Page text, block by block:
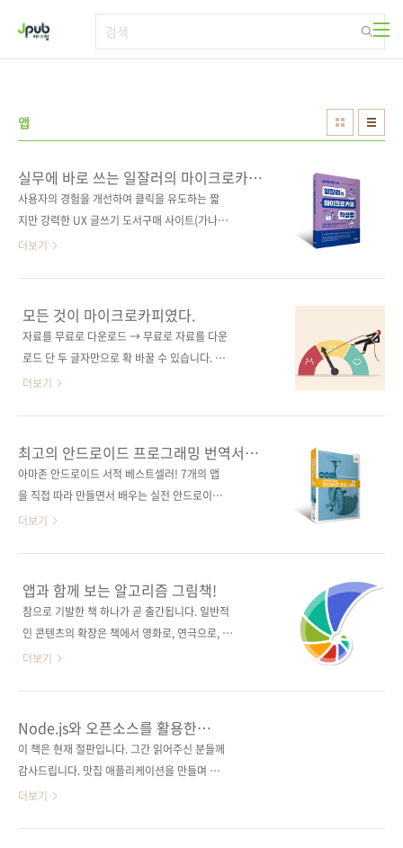
앱
실무에 바로 쓰는 일잘러의 마이크로카피
작성법
사용자의 경험을 개선하여 클릭을 유도하는 짧
지만 강력한 UX 글쓰기 도서구매 사이트(가나다
순) [교보문고] [도서11번가] [알라딘] [예스이십
딘] [예스이십사] 출판사 제이펍 저작권사
Shuwa System 원서명 Webコピーライティ
ングの新常識 ザ・マイクロコピー[第2版]
일잘러의 마이크로카피 작성법 부제목 사용자의
경험을 개선하여 클릭을 유도하는 짧지만 강력
김모세 시리즈 일잘러 시리즈 출판일 2023년
10월 15일 페이지 264쪽 판 형 신국판변형
(152*215*13) 제 본 무선(soft cover) ..
더보기
모든 것이 마이크로카피였다.
자료를 무료로 다운로드 → 무료로 자료를 다운
로드 단 두 글자만으로 확 바꿀 수 있습니다. 숨
가쁘게 변화하는 디지털 환경 속에서 웹/앱 서비
등을 중심으로 주목받기 시작한 UX 라이팅은 이
제 국내에도 ‘사용자 경험 글쓰기’ 혹은 ‘UX 라이
팅’으로 불리며 그 영역을 넓혀가고 있죠. 특히
국에서 UX 라이팅은 정말 빠르게 자리잡고 있습
니다. 특히 사용자와 웹/앱 서비스 접점이 많은
꾸준히 연구하고 있으며, 이를 바탕으로 기업의
UX 라이팅 기준을 제시하고 있습니다. 마이크로
카피는 UX 라이팅의 한 종류로 웹/앱 페이지..
더보기
최고의 안드로이드 프로그래밍 번역서를
꿈꿉니다!
아마존 안드로이드 서적 베스트셀러! 7개의 앱
을 직접 따라 만들면서 배우는 실전 안드로이드
프로그래밍! 책 한 권의 과정을 다 마치면 어느새
네 번째 개정판이 나와 열심히 다듬어 여러분께
선보이게 되었습니다. 모바일 교육 분야에서 유
명한 미국의 빅 너드 랜치의 책을 저희 제이펍에
잠깐 살펴볼까요? 《빅 너드 랜치의 스위프트 프
로그래밍(제2판)》 《빅 너드 랜치의 코틀린 프
프로그래밍》 《실무에 바로 적용하는 안드로이
드 프로그래밍(제2판)》 이 중에서 오늘 소개할
책은 '안드로이드 프로그래밍'의 제4판입니다.
안드로이드 버..
더보기
앱과 함께 보는 알고리즘 그림책!
참으로 기발한 책 하나가 곧 출간됩니다. 일반적
인 콘텐츠의 확장은 책에서 영화로, 연극으로, 드
라마로, 게임 등으로 이뤄지죠. 그런데 앱 하나
즘 도감)'이란 앱입니다. 일본인 개발자와 대학교
수가 함께, 어떻게 하면 코딩을 공부하는 많은 사
람이 알고리즘을 좀 더 쉽게 이해할 수 있을까를
말하는 '대박'을 터뜨린 겁니다. 출시 1년 도 안
되어 50만 다운로드를 넘어섰고(2018년 2월 현
더보기
Node.js와 오픈소스를 활용한
안드로이드 서비스 개발
이 책은 현재 절판입니다. 그간 읽어주신 분들께
감사드립니다. 맛집 애플리케이션을 만들며 배
우는 안드로이드 서비스 구성과 운영!맛집 앱 풀
더보기